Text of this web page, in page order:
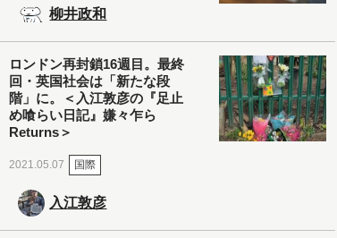
柳井政和
ロンドン再封鎖16週目。最終
回・英国社会は「新たな段
階」に。＜入江敦彦の『足止
め喰らい日記』嫌々乍ら
Returns＞
2021.05.07 国際
入江敦彦